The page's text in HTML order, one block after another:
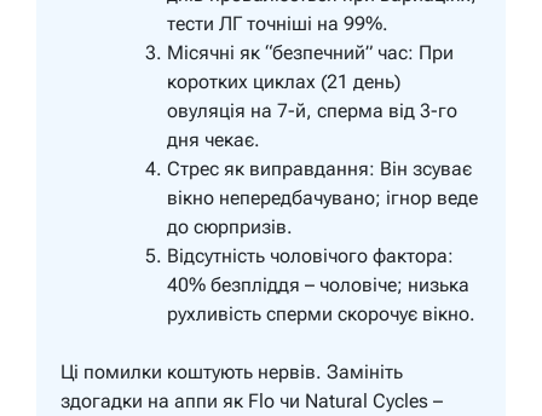
тести ЛГ точніші на 99%.
Місячні як “безпечний” час: При
коротких циклах (21 день)
овуляція на 7-й, сперма від 3-го
дня чекає.
Стрес як виправдання: Він зсуває
вікно непередбачувано; ігнор веде
до сюрпризів.
Відсутність чоловічого фактора:
40% безпліддя – чоловіче; низька
рухливість сперми скорочує вікно.
Ці помилки коштують нервів. Замініть
здогадки на аппи як Flo чи Natural Cycles –